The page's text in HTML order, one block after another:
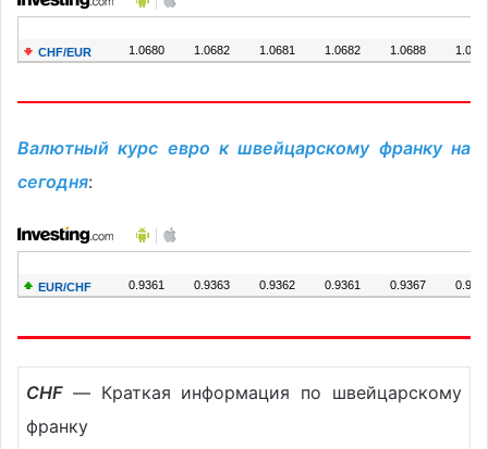
Валютный курс евро к швейцарскому франку на
сегодня:
CHF— Краткая информация по швейцарскому
франку